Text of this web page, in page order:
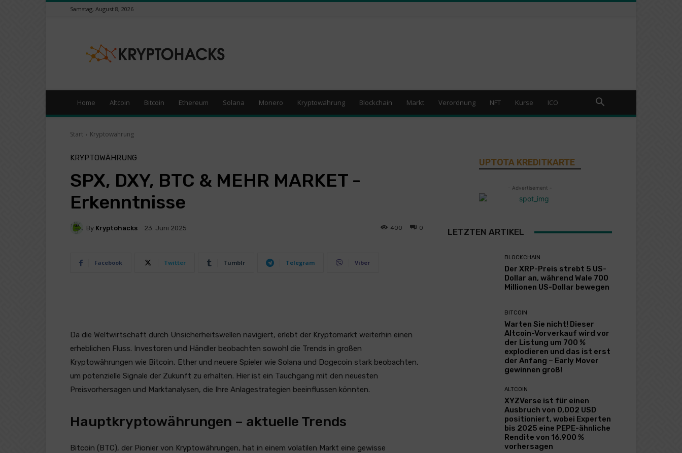
Samstag, August 8, 2026
–
Kryptowährungen
News
Portal
Home Altcoin Bitcoin Ethereum Solana Monero Kryptowährung Blockchain Markt Verordnung NFT Kurse ICO
Start Kryptowährung
KRYPTOWÄHRUNG
SPX, DXY, BTC & MEHR MARKET -
Erkenntnisse
By Kryptohacks 23. Juni 2025 0
400
Facebook Twitter Tumblr Telegram Viber
Da die Weltwirtschaft durch Unsicherheitswellen navigiert, erlebt der Kryptomarkt weiterhin einen
erheblichen Fluss. Investoren und Händler beobachten sowohl die Trends in großen
Kryptowährungen wie Bitcoin, Ether und neuere Spieler wie Solana und Dogecoin stark beobachten,
um potenzielle Signale der Zukunft zu erhalten. Hier ist ein Tauchgang mit den neuesten
Preisvorhersagen und Marktanalysen, die Ihre Anlagestrategien beeinflussen könnten.
Hauptkryptowährungen – aktuelle Trends
Bitcoin (BTC), der Pionier von Kryptowährungen, hat in einem volatilen Markt eine gewisse
UPTOTA KREDITKARTE
- Advertisement -
LETZTEN ARTIKEL
BLOCKCHAIN
Der XRP-Preis strebt 5 US-
Dollar an, während Wale 700
Millionen US-Dollar bewegen
BITCOIN
Warten Sie nicht! Dieser
Altcoin-Vorverkauf wird vor
der Listung um 700 %
explodieren und das ist erst
der Anfang – Early Mover
gewinnen groß!
ALTCOIN
XYZVerse ist für einen
Ausbruch von 0,002 USD
positioniert, wobei Experten
bis 2025 eine PEPE-ähnliche
Rendite von 16.900 %
vorhersagen